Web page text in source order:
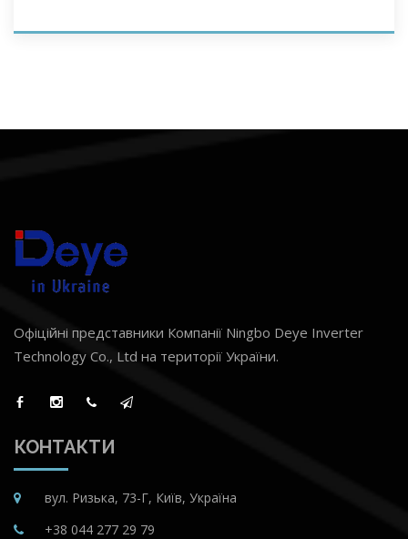
Офіційні представники Компанії Ningbo Deye Inverter
Technology Co., Ltd на території України.
КОНТАКТИ
вул. Ризька, 73-Г, Київ, Україна
+38 044 277 29 79